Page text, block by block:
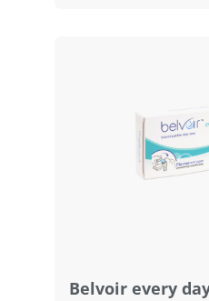
Belvoir every